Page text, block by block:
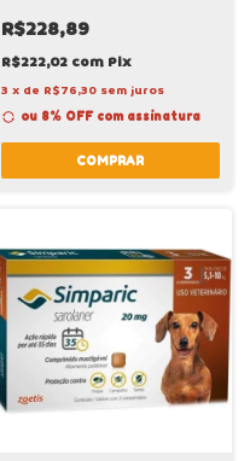
R$228,89
R$222,02 com Pix
3 x de R$76,30 sem juros
ou 8% OFF com assinatura
COMPRAR